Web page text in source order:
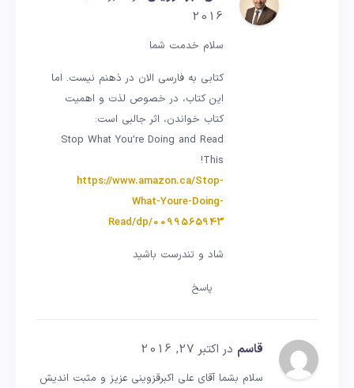
2016
سلام خدمت شما
کتابی به فارسی الان در ذهنم نیست. اما
این کتاب، در خصوص لذت و اهمیت
کتاب خواندن، اثر جالبی است:
Stop What You’re Doing and Read
This!
https://www.amazon.ca/Stop-
What-Youre-Doing-
Read/dp/0099565943
شاد و تندرست باشید
پاسخ
قاسم در اکتبر 27, 2016
سلام بشما آقای علی اکبرقزوینی عزیز و مثبت اندیش